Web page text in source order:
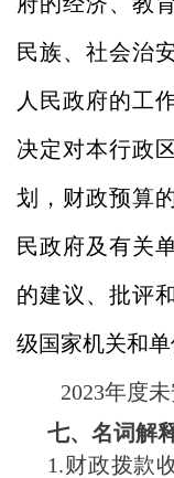
民族、社会治
人民政府的工
决定对本行政
划，财政预算
民政府及有关
的建议、批评
级国家机关和单
2023年度
七、名词解
1.财政拨款